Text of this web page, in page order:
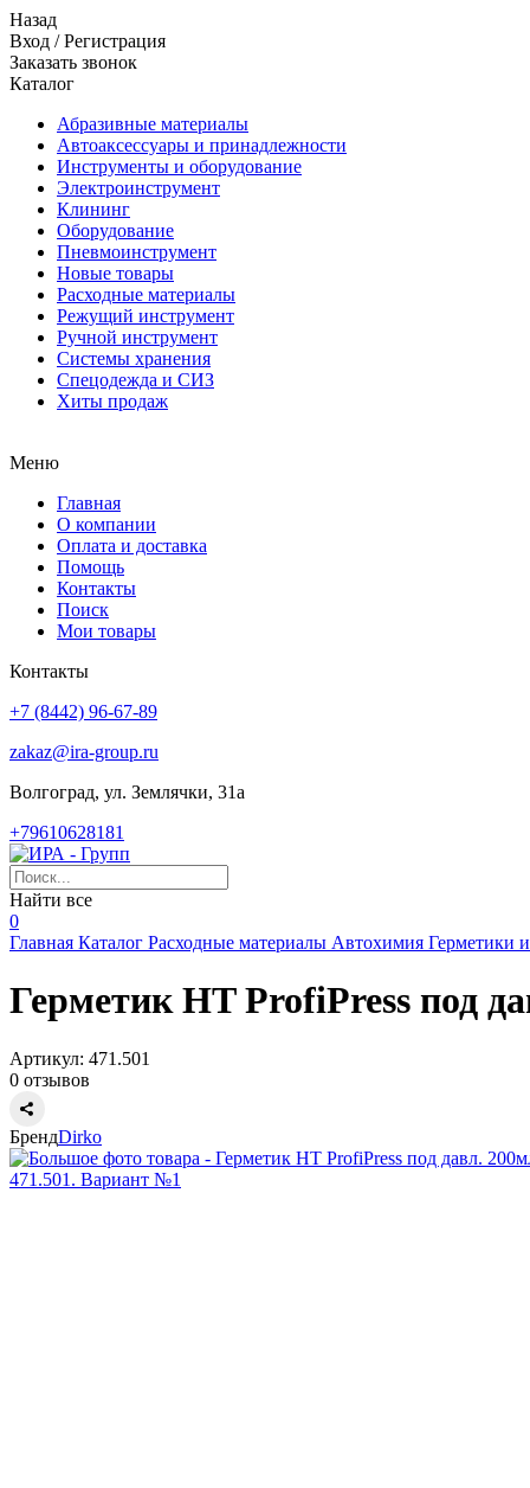
Назад
Вход /Регистрация
Заказать звонок
Каталог
Абразивные материалы
Автоаксессуары и принадлежности
Инструменты и оборудование
Электроинструмент
Клининг
Оборудование
Пневмоинструмент
Новые товары
Расходные материалы
Режущий инструмент
Ручной инструмент
Системы хранения
Спецодежда и СИЗ
Хиты продаж
Меню
Главная
О компании
Оплата и доставка
Помощь
Контакты
Поиск
Мои товары
Контакты
+7 (8442) 96-67-89
zakaz@ira-group.ru
Волгоград, ул. Землячки, 31а
+79610628181
Найти все
0
Главная Каталог Расходные материалы Автохимия Герметики
Герметик HT ProfiPress под
Артикул: 471.501
0 отзывов
БрендDirko